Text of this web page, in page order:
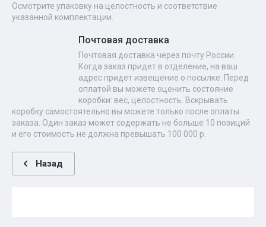
Осмотрите упаковку на целостность и соответствие
указанной комплектации.
Почтовая доставка
Почтовая доставка через почту России.
Когда заказ придет в отделение, на ваш
адрес придет извещение о посылке. Перед
оплатой вы можете оценить состояние
коробки: вес, целостность. Вскрывать
коробку самостоятельно вы можете только после оплаты
заказа. Один заказ может содержать не больше 10 позиций
и его стоимость не должна превышать 100 000 р.
Назад